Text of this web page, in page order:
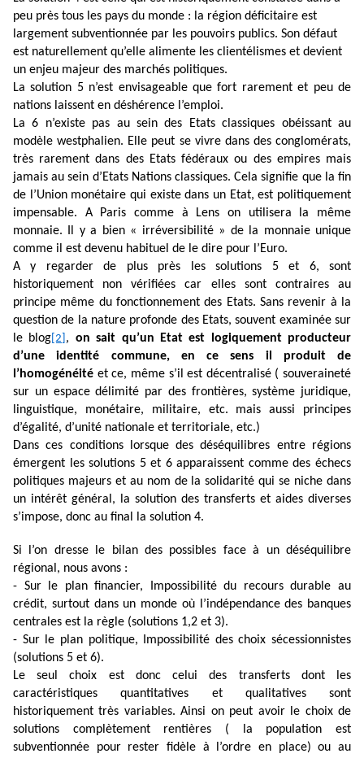
peu près tous les pays du monde : la région déficitaire est
largement subventionnée par les pouvoirs publics. Son défaut
est naturellement qu’elle alimente les clientélismes et devient
un enjeu majeur des marchés politiques.
La solution 5 n’est envisageable que fort rarement et peu de
nations laissent en déshérence l’emploi.
La 6 n’existe pas au sein des Etats classiques obéissant au
modèle westphalien. Elle peut se vivre dans des conglomérats,
très rarement dans des Etats fédéraux ou des empires mais
jamais au sein d’Etats Nations classiques. Cela signifie que la fin
de l’Union monétaire qui existe dans un Etat, est politiquement
impensable. A Paris comme à Lens on utilisera la même
monnaie. Il y a bien « irréversibilité » de la monnaie unique
comme il est devenu habituel de le dire pour l’Euro.
A y regarder de plus près les solutions 5 et 6, sont
historiquement non vérifiées car elles sont contraires au
principe même du fonctionnement des Etats. Sans revenir à la
question de la nature profonde des Etats, souvent examinée sur
le blog [2] , on sait qu’un Etat est logiquement producteur
d’une identité commune, en ce sens il produit de
l’homogénéité et ce, même s’il est décentralisé ( souveraineté
sur un espace délimité par des frontières, système juridique,
linguistique, monétaire, militaire, etc. mais aussi principes
d’égalité, d’unité nationale et territoriale, etc.)
Dans ces conditions lorsque des déséquilibres entre régions
émergent les solutions 5 et 6 apparaissent comme des échecs
politiques majeurs et au nom de la solidarité qui se niche dans
un intérêt général, la solution des transferts et aides diverses
s’impose, donc au final la solution 4.
Si l’on dresse le bilan des possibles face à un déséquilibre
régional, nous avons :
- Sur le plan financier, Impossibilité du recours durable au
crédit, surtout dans un monde où l’indépendance des banques
centrales est la règle (solutions 1,2 et 3).
- Sur le plan politique, Impossibilité des choix sécessionnistes
(solutions 5 et 6).
Le seul choix est donc celui des transferts dont les
caractéristiques quantitatives et qualitatives sont
historiquement très variables. Ainsi on peut avoir le choix de
solutions complètement rentières ( la population est
subventionnée pour rester fidèle à l’ordre en place) ou au